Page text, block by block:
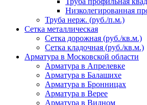
Низколегированная
Труба нерж. (руб./п.м.)
Сетка металлическая
Сетка дорожная (руб./кв.м.)
Сетка кладочная (руб./кв.м.)
Арматура в Московской области
Арматура в Апрелевке
Арматура в Балашихе
Арматура в Бронницах
Арматура в Верее
Арматура в Видном